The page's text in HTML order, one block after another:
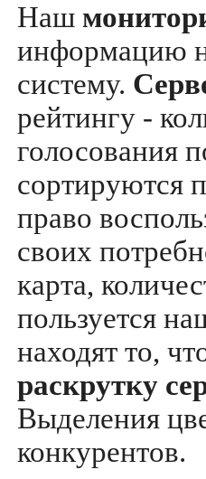
Наш
информацию
систему.
рейтингу -
голосования
сортируются
право
своих
карта,
пользуется
находят то,
раскрутку
Выделения
конкурентов.